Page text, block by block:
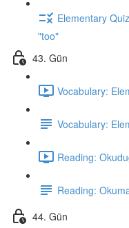
Elementary
"too"
43. Gün
Vocabulary:
Vocabulary:
Reading:
Reading:
44. Gün